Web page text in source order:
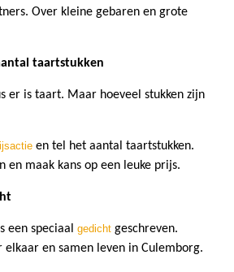
Over kleine gebaren en grote
taartstukken
er is taart. Maar hoeveel stukken zijn
en tel het aantal taartstukken.
en maak kans op een leuke prijs.
een speciaal gedicht geschreven.
elkaar en samen leven in Culemborg.